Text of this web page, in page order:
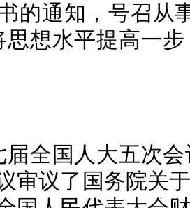
的通知，号召从
思想水平提高一
届全国人大五次
审议了国务院关